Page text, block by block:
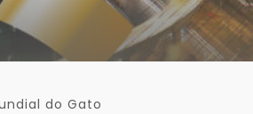
do Gato